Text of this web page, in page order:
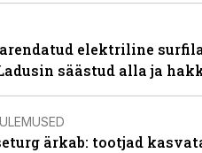
elektriline
säästud alla ja
ärkab: tootjad